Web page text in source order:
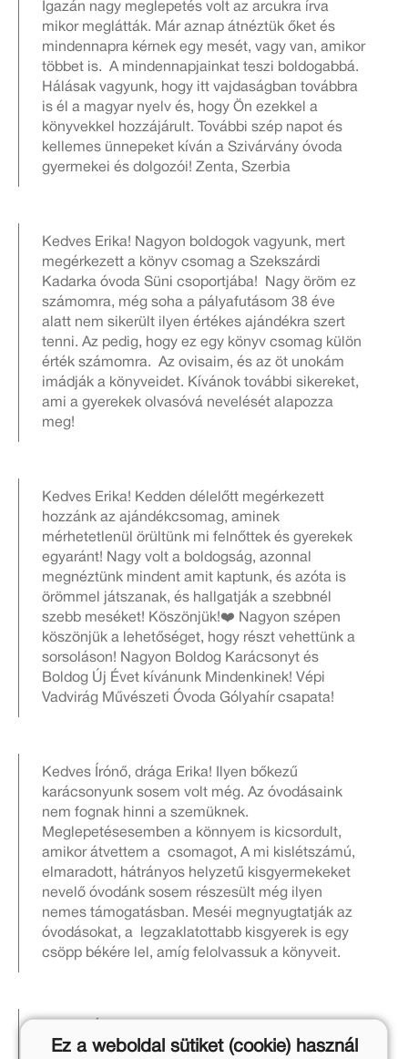
Igazán nagy meglepetés volt az arcukra írva
mikor meglátták. Már aznap átnéztük őket és
mindennapra kérnek egy mesét, vagy van, amikor
többet is. A mindennapjainkat teszi boldogabbá.
Hálásak vagyunk, hogy itt vajdaságban továbbra
is él a magyar nyelv és, hogy Ön ezekkel a
könyvekkel hozzájárult. További szép napot és
kellemes ünnepeket kíván a Szivárvány óvoda
gyermekei és dolgozói! Zenta, Szerbia
Kedves Erika! Nagyon boldogok vagyunk, mert
megérkezett a könyv csomag a Szekszárdi
Kadarka óvoda Süni csoportjába! Nagy öröm ez
számomra, még soha a pályafutásom 38 éve
alatt nem sikerült ilyen értékes ajándékra szert
tenni. Az pedig, hogy ez egy könyv csomag külön
érték számomra. Az ovisaim, és az öt unokám
imádják a könyveidet. Kívánok további sikereket,
ami a gyerekek olvasóvá nevelését alapozza
meg!
Kedves Erika! Kedden délelőtt megérkezett
hozzánk az ajándékcsomag, aminek
mérhetetlenül örültünk mi felnőttek és gyerekek
egyaránt! Nagy volt a boldogság, azonnal
megnéztünk mindent amit kaptunk, és azóta is
örömmel játszanak, és hallgatják a szebbnél
szebb meséket! Köszönjük!❤️ Nagyon szépen
köszönjük a lehetőséget, hogy részt vehettünk a
sorsoláson! Nagyon Boldog Karácsonyt és
Boldog Új Évet kívánunk Mindenkinek! Vépi
Vadvirág Művészeti Óvoda Gólyahír csapata!
Kedves Írónő, drága Erika! Ilyen bőkezű
karácsonyunk sosem volt még. Az óvodásaink
nem fognak hinni a szemüknek.
Meglepetésesemben a könnyem is kicsordult,
amikor átvettem a csomagot, A mi kislétszámú,
elmaradott, hátrányos helyzetű kisgyermekeket
nevelő óvodánk sosem részesült még ilyen
nemes támogatásban. Meséi megnyugtatják az
óvodásokat, a legzaklatottabb kisgyerek is egy
csöpp békére lel, amíg felolvassuk a könyveit.
amikor át vettem a könyv csomagot :). Nagyon
Ez a weboldal sütiket (cookie) használ